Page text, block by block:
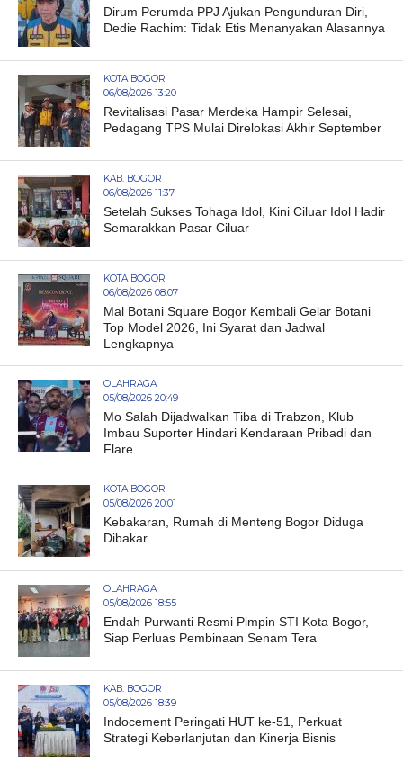
Dirum Perumda PPJ Ajukan Pengunduran Diri,
Dedie Rachim: Tidak Etis Menanyakan Alasannya
KOTA BOGOR
06/08/2026 13:20
Revitalisasi Pasar Merdeka Hampir Selesai,
Pedagang TPS Mulai Direlokasi Akhir September
KAB. BOGOR
06/08/2026 11:37
Setelah Sukses Tohaga Idol, Kini Ciluar Idol Hadir
Semarakkan Pasar Ciluar
KOTA BOGOR
06/08/2026 08:07
Mal Botani Square Bogor Kembali Gelar Botani
Top Model 2026, Ini Syarat dan Jadwal
Lengkapnya
OLAHRAGA
05/08/2026 20:49
Mo Salah Dijadwalkan Tiba di Trabzon, Klub
Imbau Suporter Hindari Kendaraan Pribadi dan
Flare
KOTA BOGOR
05/08/2026 20:01
Kebakaran, Rumah di Menteng Bogor Diduga
Dibakar
OLAHRAGA
05/08/2026 18:55
Endah Purwanti Resmi Pimpin STI Kota Bogor,
Siap Perluas Pembinaan Senam Tera
KAB. BOGOR
05/08/2026 18:39
Indocement Peringati HUT ke-51, Perkuat
Strategi Keberlanjutan dan Kinerja Bisnis